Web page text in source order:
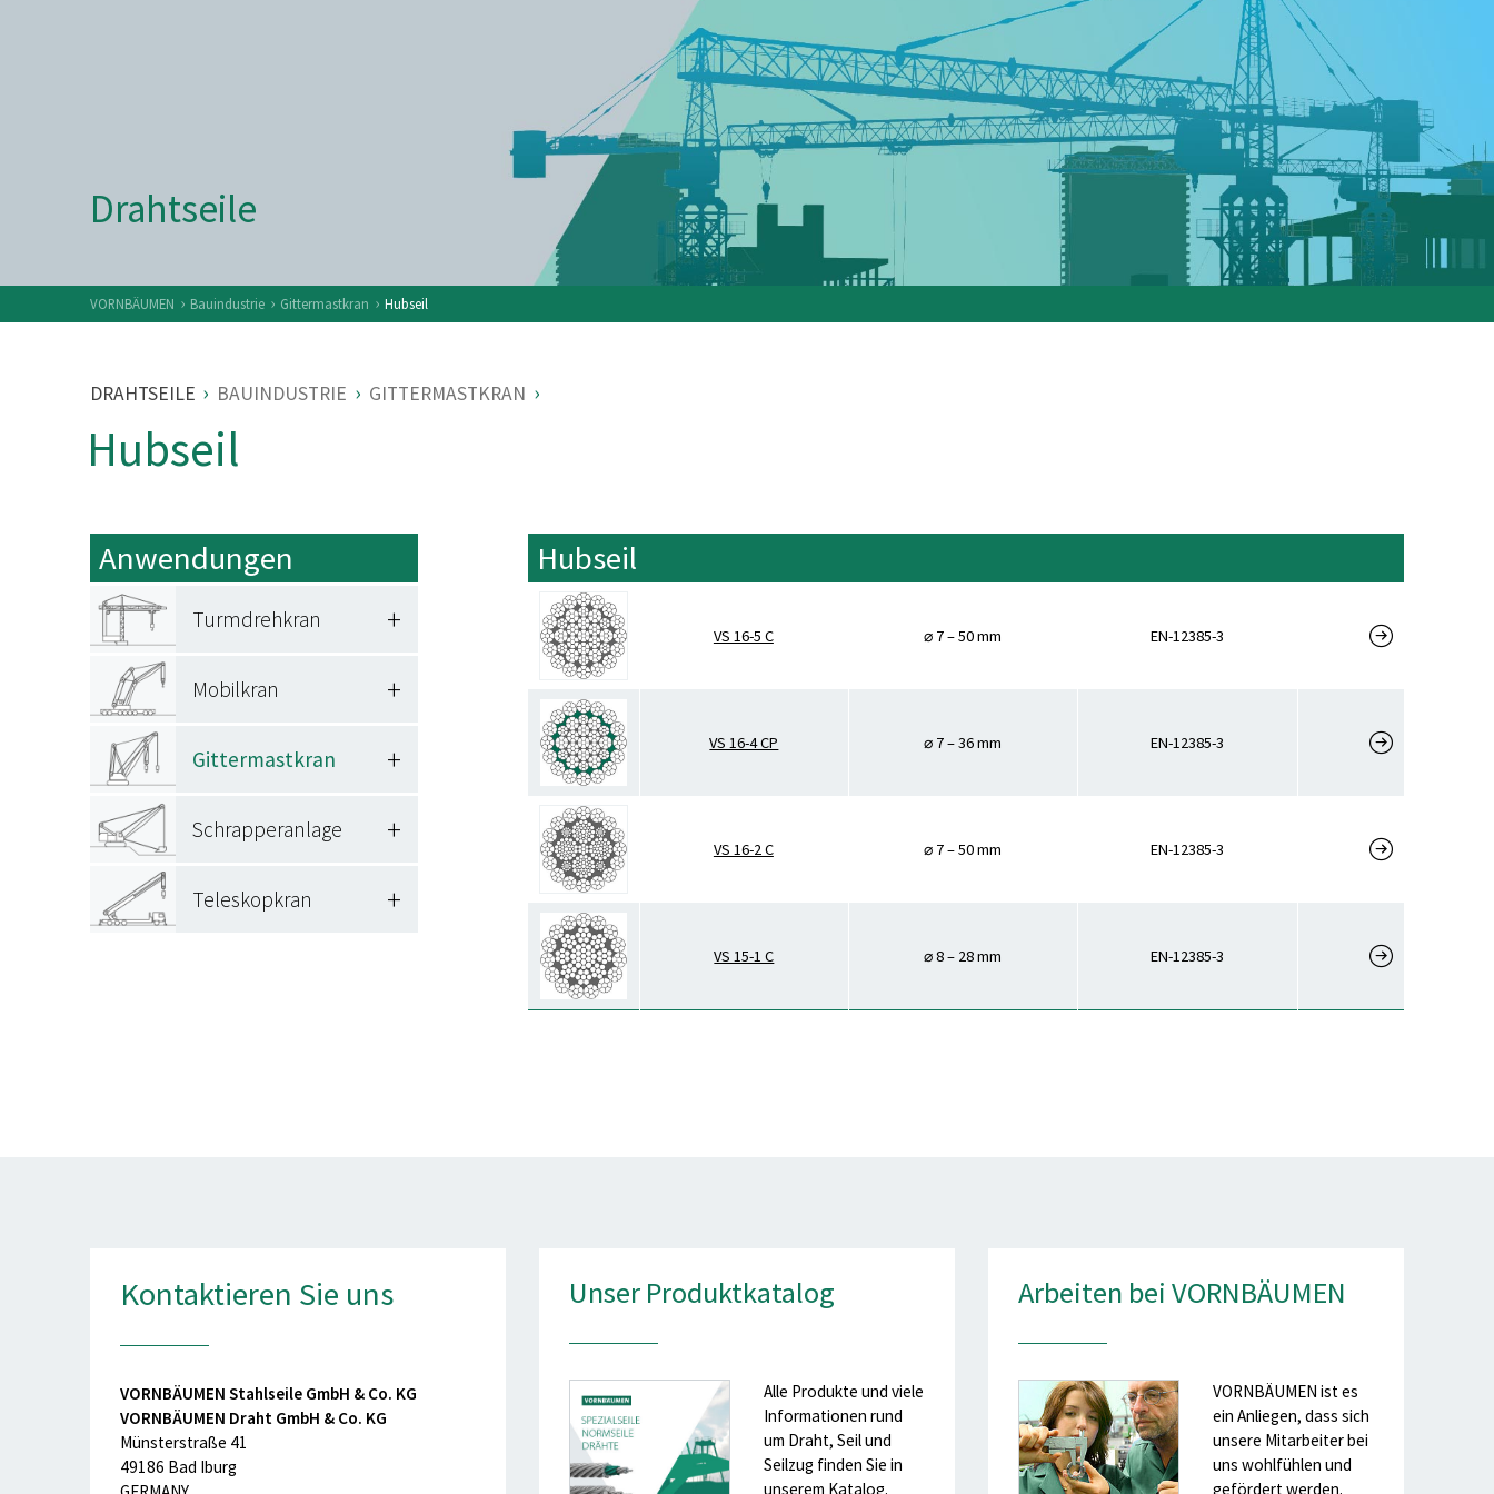
Drahtseile
VORNBÄUMEN › Bauindustrie › Gittermastkran › Hubseil
DRAHTSEILE › BAUINDUSTRIE › GITTERMASTKRAN ›
Hubseil
Anwendungen
Turmdrehkran +
Mobilkran +
Gittermastkran +
Schrapperanlage +
Teleskopkran +
Hubseil
VS 16-5 C ⌀ 7 – 50 mm EN-12385-3
VS 16-4 CP ⌀ 7 – 36 mm EN-12385-3
VS 16-2 C ⌀ 7 – 50 mm EN-12385-3
VS 15-1 C ⌀ 8 – 28 mm EN-12385-3
Kontaktieren Sie uns
VORNBÄUMEN Stahlseile GmbH & Co. KG
VORNBÄUMEN Draht GmbH & Co. KG
Münsterstraße 41
49186 Bad Iburg
Unser Produktkatalog
Alle Produkte und viele
Informationen rund
um Draht, Seil und
Seilzug finden Sie in
unserem Katalog.
Arbeiten bei VORNBÄUMEN
VORNBÄUMEN ist es
ein Anliegen, dass sich
unsere Mitarbeiter bei
uns wohlfühlen und
gefördert werden.